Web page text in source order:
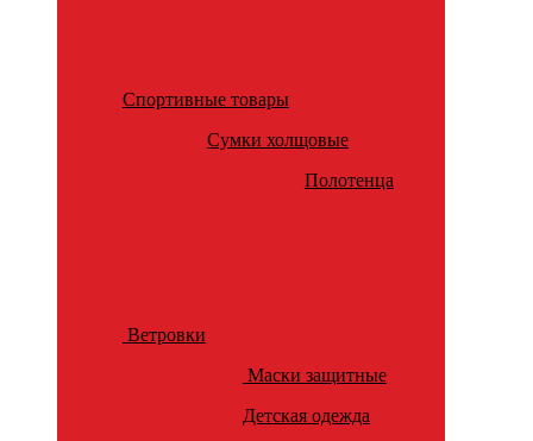
Спортивные товары
Сумки холщовые
Полотенца
Ветровки
Маски защитные
Детская одежда